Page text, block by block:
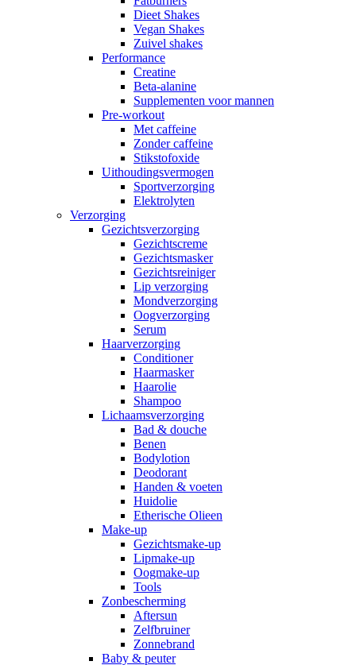
Dieet Shakes
Vegan Shakes
Zuivel shakes
Performance
Creatine
Beta-alanine
Supplementen voor mannen
Pre-workout
Met caffeine
Zonder caffeine
Stikstofoxide
Uithoudingsvermogen
Sportverzorging
Elektrolyten
Verzorging
Gezichtsverzorging
Gezichtscreme
Gezichtsmasker
Gezichtsreiniger
Lip verzorging
Mondverzorging
Oogverzorging
Serum
Haarverzorging
Conditioner
Haarmasker
Haarolie
Shampoo
Lichaamsverzorging
Bad & douche
Benen
Bodylotion
Deodorant
Handen & voeten
Huidolie
Etherische Olieen
Make-up
Gezichtsmake-up
Lipmake-up
Oogmake-up
Tools
Zonbescherming
Aftersun
Zelfbruiner
Zonnebrand
Baby & peuter